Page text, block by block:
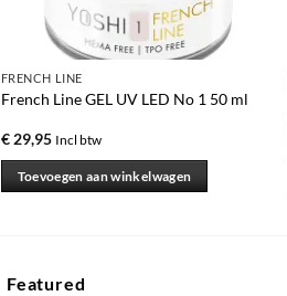
FRENCH LINE
French Line GEL UV LED No 1 50 ml
€29,95 Incl btw
Toevoegen aan winkelwagen
Featured